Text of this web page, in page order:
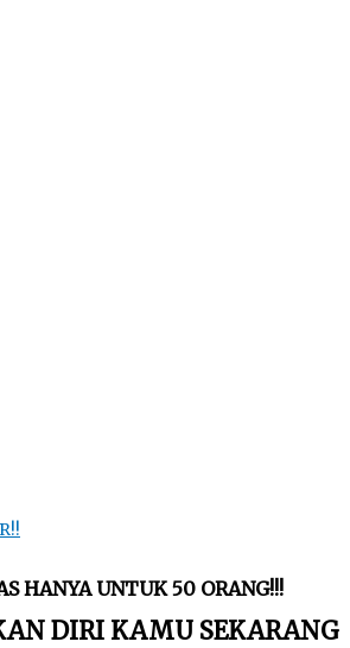
HANYA UNTUK 50 ORANG!!!
DIRI KAMU SEKARANG